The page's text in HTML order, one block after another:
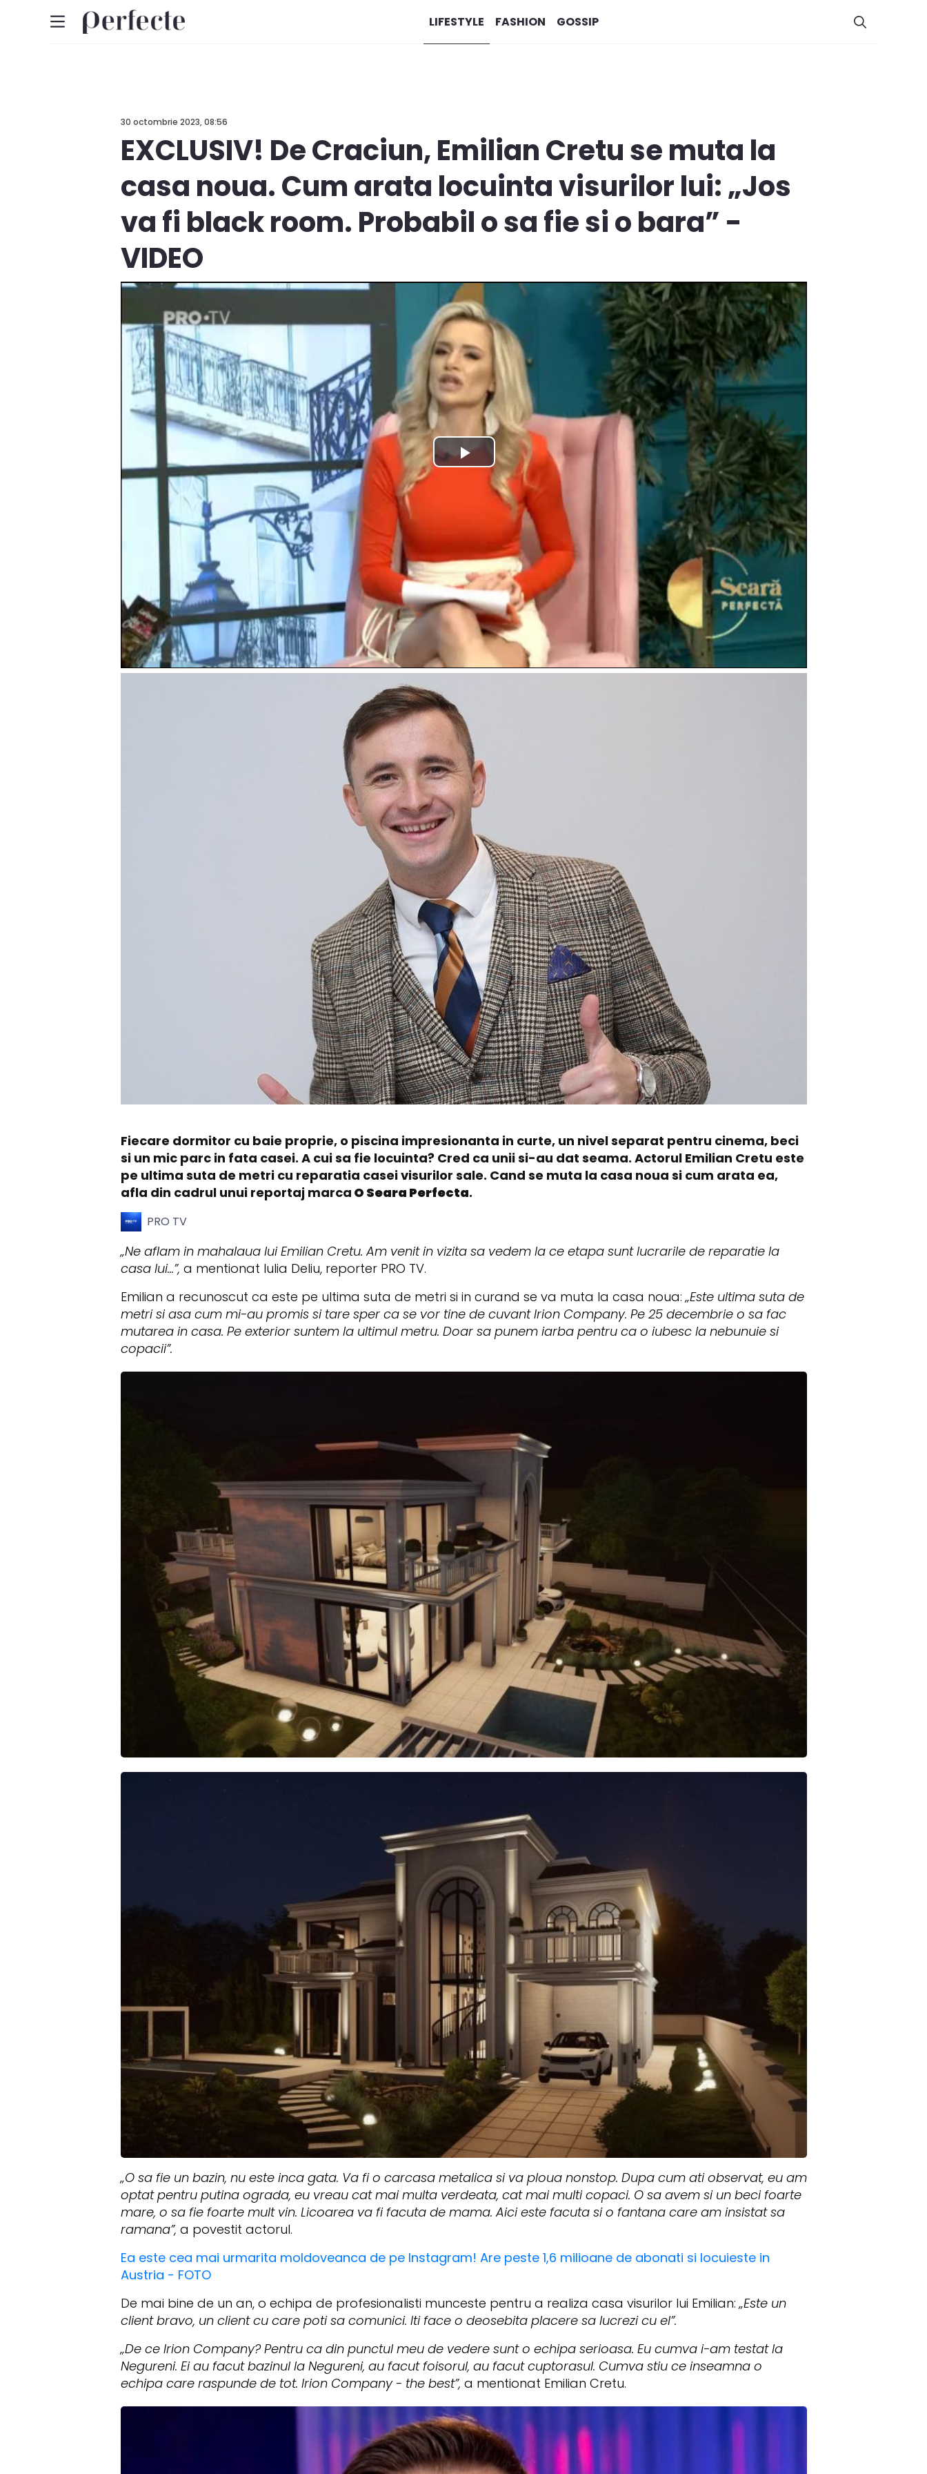
LIFESTYLE FASHION GOSSIP
30 octombrie 2023, 08:56
EXCLUSIV! De Craciun, Emilian Cretu se muta la
casa noua. Cum arata locuinta visurilor lui: „Jos
va fi black room. Probabil o sa fie si o bara” -
VIDEO
Fiecare dormitor cu baie proprie, o piscina impresionanta in curte, un nivel separat pentru cinema, beci
si un mic parc in fata casei. A cui sa fie locuinta? Cred ca unii si-au dat seama. Actorul Emilian Cretu este
pe ultima suta de metri cu reparatia casei visurilor sale. Cand se muta la casa noua si cum arata ea,
afla din cadrul unui reportaj marca O Seara Perfecta.
PRO TV
„Ne aflam in mahalaua lui Emilian Cretu. Am venit in vizita sa vedem la ce etapa sunt lucrarile de reparatie la
casa lui...”, a mentionat Iulia Deliu, reporter PRO TV.
Emilian a recunoscut ca este pe ultima suta de metri si in curand se va muta la casa noua:„Este ultima suta de
metri si asa cum mi-au promis si tare sper ca se vor tine de cuvantIrion Company. Pe 25 decembrie o sa fac
mutarea in casa. Pe exterior suntem la ultimul metru. Doar sa punem iarba pentru ca o iubesc la nebunuie si
copacii”.
„O sa fie un bazin, nu este inca gata. Va fi o carcasa metalica si va ploua nonstop. Dupa cum ati observat, eu am
optat pentru putina ograda, eu vreau cat mai multa verdeata, cat mai multi copaci. O sa avem si un beci foarte
mare, o sa fie foarte mult vin. Licoarea va fi facuta de mama. Aici este facuta si o fantana care am insistat sa
ramana”, a povestit actorul.
Ea este cea mai urmarita moldoveanca de pe Instagram! Are peste 1,6 milioane de abonati si locuieste in
Austria - FOTO
De mai bine de un an, o echipa de profesionalisti munceste pentru a realiza casa visurilor lui Emilian:„Este un
client bravo, un client cu care poti sa comunici. Iti face o deosebita placere sa lucrezi cu el”.
„De ce Irion Company? Pentru ca din punctul meu de vedere sunt o echipa serioasa. Eu cumva i-am testat la
Negureni. Ei au facut bazinul la Negureni, au facut foisorul, au facut cuptorasul. Cumva stiu ce inseamna o
echipa care raspunde de tot. Irion Company- the best”, a mentionat Emilian Cretu.